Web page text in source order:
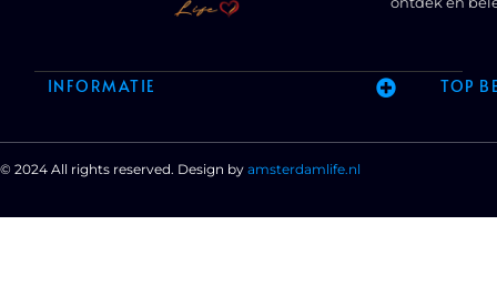
INFORMATIE TOP
© 2024 All rights reserved. Design by amsterdamlife.nl